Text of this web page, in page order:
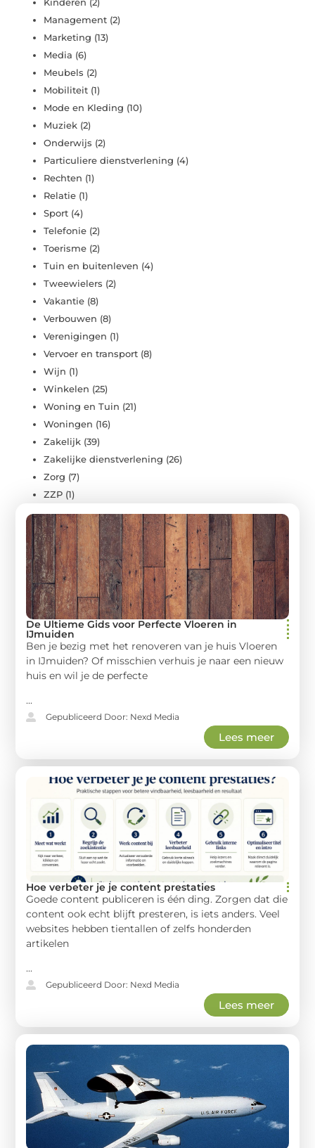
Management (2)
Marketing (13)
Media (6)
Meubels (2)
Mobiliteit (1)
Mode en Kleding (10)
Muziek (2)
Onderwijs (2)
Particuliere dienstverlening (4)
Rechten (1)
Relatie (1)
Sport (4)
Telefonie (2)
Toerisme (2)
Tuin en buitenleven (4)
Tweewielers (2)
Vakantie (8)
Verbouwen (8)
Verenigingen (1)
Vervoer en transport (8)
Wijn (1)
Winkelen (25)
Woning en Tuin (21)
Woningen (16)
Zakelijk (39)
Zakelijke dienstverlening (26)
Zorg (7)
ZZP (1)
De Ultieme Gids voor Perfecte Vloeren in
IJmuiden
Ben je bezig met het renoveren van je huis Vloeren
in IJmuiden? Of misschien verhuis je naar een nieuw
huis en wil je de perfecte
...
Gepubliceerd Door: Nexd Media
Lees meer
Hoe verbeter je je content prestaties
Goede content publiceren is één ding. Zorgen dat die
content ook echt blijft presteren, is iets anders. Veel
websites hebben tientallen of zelfs honderden
artikelen
...
Gepubliceerd Door: Nexd Media
Lees meer